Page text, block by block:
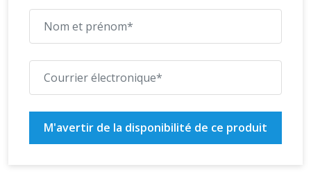
M'avertir de la disponibilité de ce produit